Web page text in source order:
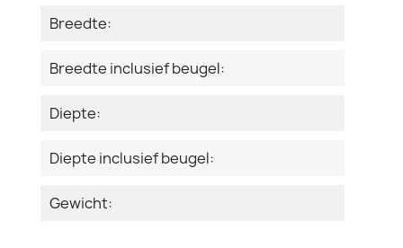
Breedte:
Breedte inclusief beugel:
Diepte:
Diepte inclusief beugel:
Gewicht: